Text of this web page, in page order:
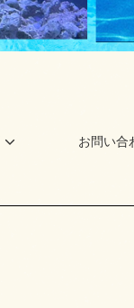
お問い合